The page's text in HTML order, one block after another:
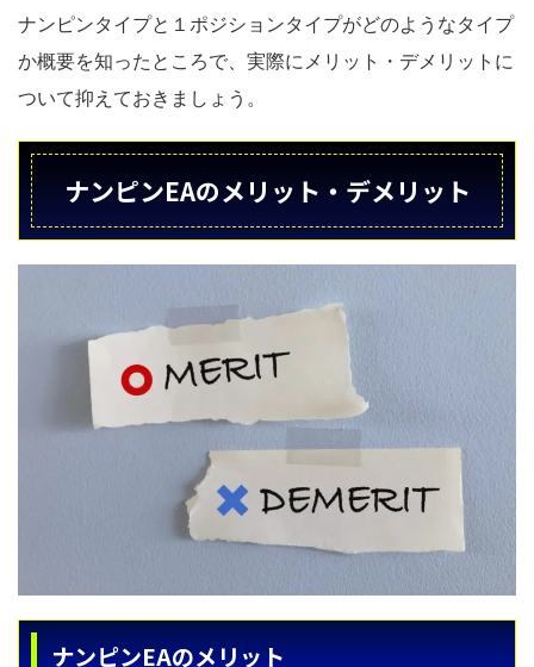
ナンピンタイプと１ポジションタイプがどのようなタイプ
か概要を知ったところで、実際にメリット・デメリットに
ついて抑えておきましょう。
ナンピンEAのメリット・デメリット
ナンピンEAのメリット